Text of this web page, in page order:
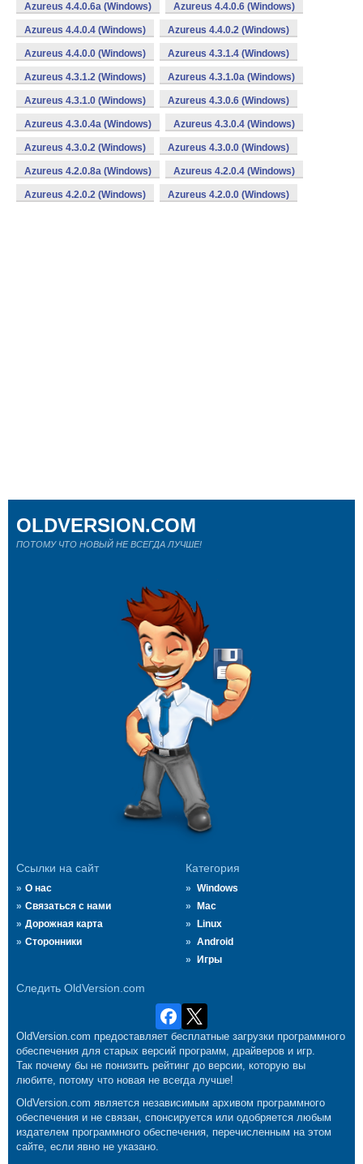
Azureus 4.4.0.6a (Windows) Azureus 4.4.0.6 (Windows)
Azureus 4.4.0.4 (Windows) Azureus 4.4.0.2 (Windows)
Azureus 4.4.0.0 (Windows) Azureus 4.3.1.4 (Windows)
Azureus 4.3.1.2 (Windows) Azureus 4.3.1.0a (Windows)
Azureus 4.3.1.0 (Windows) Azureus 4.3.0.6 (Windows)
Azureus 4.3.0.4a (Windows) Azureus 4.3.0.4 (Windows)
Azureus 4.3.0.2 (Windows) Azureus 4.3.0.0 (Windows)
Azureus 4.2.0.8a (Windows) Azureus 4.2.0.4 (Windows)
Azureus 4.2.0.2 (Windows) Azureus 4.2.0.0 (Windows)
Ссылки на сайт
О нас
Связаться с нами
Дорожная карта
Сторонники
Категория
Windows
Mac
Linux
Android
Игры
Следить OldVersion.com
OLDVERSION.COM
ПОТОМУ ЧТО НОВЫЙ НЕ ВСЕГДА ЛУЧШЕ!
OldVersion.com предоставляет бесплатные загрузки программного
обеспечения для старых версий программ, драйверов и игр.
Так почему бы не понизить рейтинг до версии, которую вы
любите, потому что новая не всегда лучше!
OldVersion.com является независимым архивом программного
обеспечения и не связан, спонсируется или одобряется любым
издателем программного обеспечения, перечисленным на этом
сайте, если явно не указано.